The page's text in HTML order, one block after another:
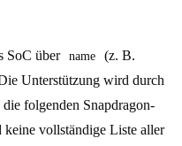
SoC über name (z. B.
Unterstützung wird durch
folgenden Snapdragon-
keine vollständige Liste aller